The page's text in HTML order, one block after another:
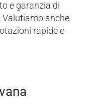
e garanzia di
anche
rapide e